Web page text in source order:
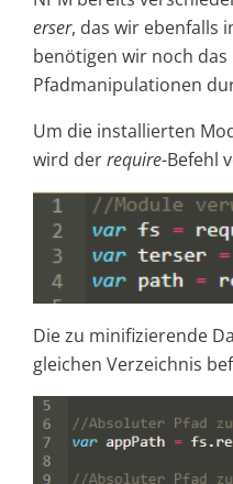
erser, das wir ebenfalls
benötigen wir noch das
Pfadmanipulationen
Um die installierten
wird derrequire-Befehl
Die zu minifizierende
gleichen Verzeichnis